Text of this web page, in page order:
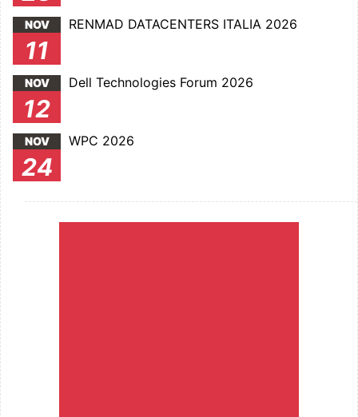
NOV
11
RENMAD DATACENTERS ITALIA 2026
NOV
12
Dell Technologies Forum 2026
NOV
24
WPC 2026